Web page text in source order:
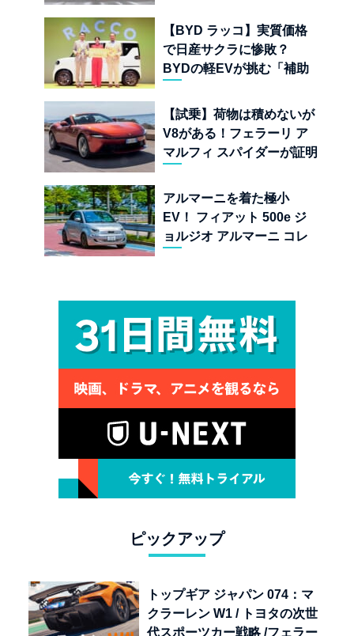
【BYD ラッコ】実質価格
で日産サクラに惨敗？
BYDの軽EVが挑む「補助
界
【試乗】荷物は積めないが
V8がある！フェラーリ ア
マルフィ スパイダーが証明
ーの至福
アルマーニを着た極小
EV！ フィアット 500e ジ
ョルジオ アルマーニ コレ
ピックアップ
トップギア ジャパン 074：マ
クラーレン W1 / トヨタの次世
代スポーツカー戦略 /フェラー